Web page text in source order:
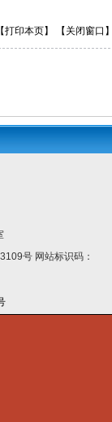
【打印本页】 【关闭窗口
号 网站标识码：